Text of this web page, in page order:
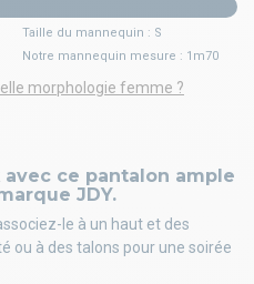
ce pantalon ample
JDY.
le à un haut et des
ou à des talons pour une soirée
Taille du mannequin : S
Notre mannequin mesure : 1m70
morphologie femme ?